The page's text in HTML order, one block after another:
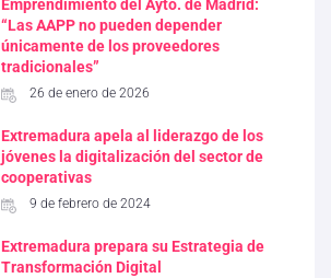
Emprendimiento del Ayto. de Madrid:
“Las AAPP no pueden depender
únicamente de los proveedores
tradicionales”
26 de enero de 2026
Extremadura apela al liderazgo de los
jóvenes la digitalización del sector de
cooperativas
9 de febrero de 2024
Extremadura prepara su Estrategia de
Transformación Digital